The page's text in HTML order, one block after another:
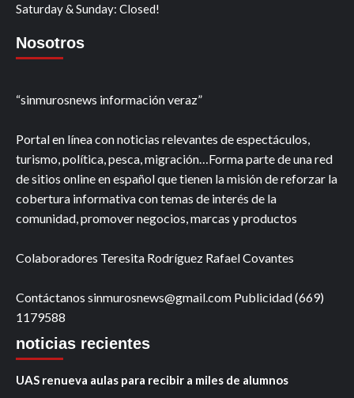
Saturday & Sunday: Closed!
Nosotros
“sinmurosnews información veraz”
Portal en línea con noticias relevantes de espectáculos,
turismo, política, pesca, migración…Forma parte de una red
de sitios online en español que tienen la misión de reforzar la
cobertura informativa con temas de interés de la
comunidad, promover negocios, marcas y productos
Colaboradores Teresita Rodríguez Rafael Covantes
Contáctanos sinmurosnews@gmail.com Publicidad (669)
1179588
noticias recientes
UAS renueva aulas para recibir a miles de alumnos